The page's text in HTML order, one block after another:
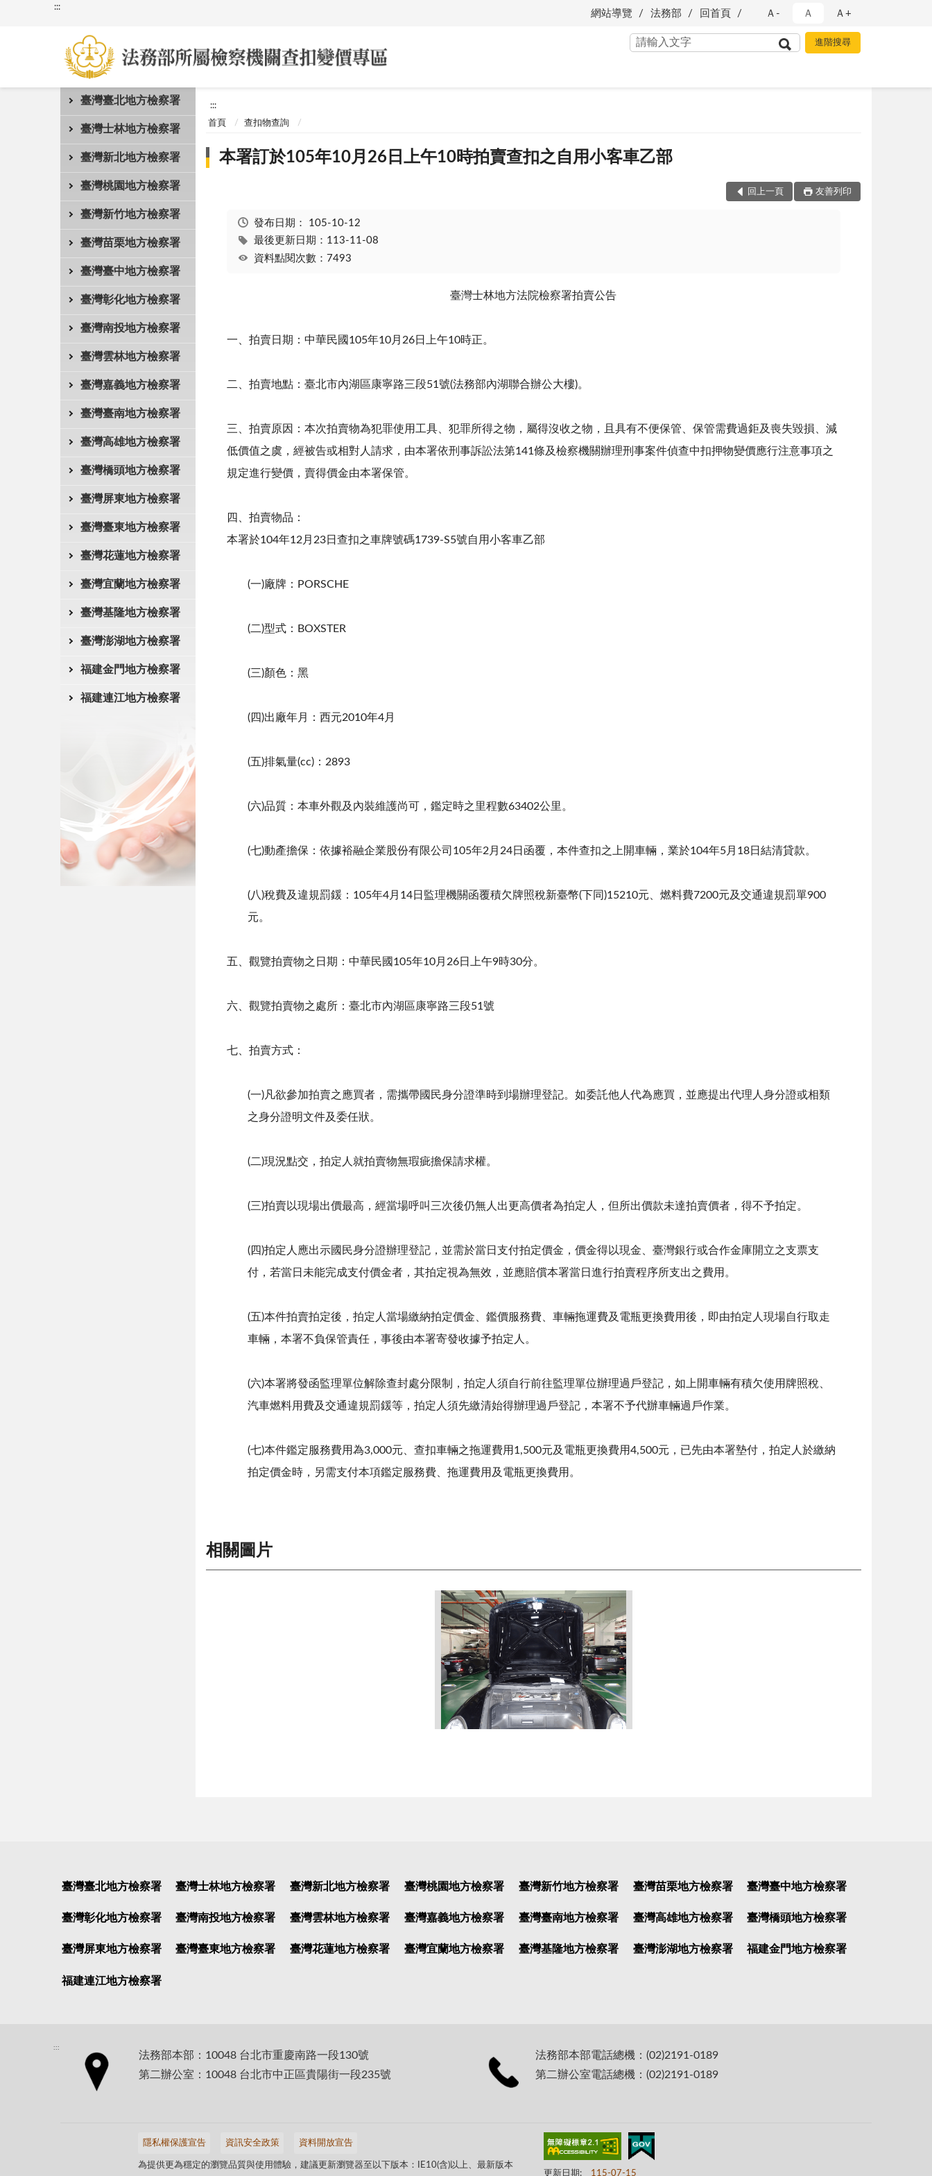
:::
網站導覽 法務部 回首頁 Ａ- Ａ Ａ+
臺灣臺北地方檢察署
臺灣士林地方檢察署
臺灣新北地方檢察署
臺灣桃園地方檢察署
臺灣新竹地方檢察署
臺灣苗栗地方檢察署
臺灣臺中地方檢察署
臺灣彰化地方檢察署
臺灣南投地方檢察署
臺灣雲林地方檢察署
臺灣嘉義地方檢察署
臺灣臺南地方檢察署
臺灣高雄地方檢察署
臺灣橋頭地方檢察署
臺灣屏東地方檢察署
臺灣臺東地方檢察署
臺灣花蓮地方檢察署
臺灣宜蘭地方檢察署
臺灣基隆地方檢察署
臺灣澎湖地方檢察署
福建金門地方檢察署
福建連江地方檢察署
:::
首頁 查扣物查詢
本署訂於105年10月26日上午10時拍賣查扣之自用小客車乙部
回上一頁 友善列印
發布日期： 105-10-12
最後更新日期：113-11-08
資料點閱次數：7493
臺灣士林地方法院檢察署拍賣公告
一、拍賣日期：中華民國105年10月26日上午10時正。
二、拍賣地點：臺北市內湖區康寧路三段51號(法務部內湖聯合辦公大樓)。
三、拍賣原因：本次拍賣物為犯罪使用工具、犯罪所得之物，屬得沒收之物，且具有不便保管、保管需費過鉅及喪失毀損、減
低價值之虞，經被告或相對人請求，由本署依刑事訴訟法第141條及檢察機關辦理刑事案件偵查中扣押物變價應行注意事項之
規定進行變價，賣得價金由本署保管。
四、拍賣物品：
本署於104年12月23日查扣之車牌號碼1739-S5號自用小客車乙部
(一)廠牌：PORSCHE
(二)型式：BOXSTER
(三)顏色：黑
(四)出廠年月：西元2010年4月
(五)排氣量(cc)：2893
(六)品質：本車外觀及內裝維護尚可，鑑定時之里程數63402公里。
(七)動產擔保：依據裕融企業股份有限公司105年2月24日函覆，本件查扣之上開車輛，業於104年5月18日結清貸款。
(八)稅費及違規罰鍰：105年4月14日監理機關函覆積欠牌照稅新臺幣(下同)15210元、燃料費7200元及交通違規罰單900
元。
五、觀覽拍賣物之日期：中華民國105年10月26日上午9時30分。
六、觀覽拍賣物之處所：臺北市內湖區康寧路三段51號
七、拍賣方式：
(一)凡欲參加拍賣之應買者，需攜帶國民身分證準時到場辦理登記。如委託他人代為應買，並應提出代理人身分證或相類
之身分證明文件及委任狀。
(二)現況點交，拍定人就拍賣物無瑕疵擔保請求權。
(三)拍賣以現場出價最高，經當場呼叫三次後仍無人出更高價者為拍定人，但所出價款未達拍賣價者，得不予拍定。
(四)拍定人應出示國民身分證辦理登記，並需於當日支付拍定價金，價金得以現金、臺灣銀行或合作金庫開立之支票支
付，若當日未能完成支付價金者，其拍定視為無效，並應賠償本署當日進行拍賣程序所支出之費用。
(五)本件拍賣拍定後，拍定人當場繳納拍定價金、鑑價服務費、車輛拖運費及電瓶更換費用後，即由拍定人現場自行取走
車輛，本署不負保管責任，事後由本署寄發收據予拍定人。
(六)本署將發函監理單位解除查封處分限制，拍定人須自行前往監理單位辦理過戶登記，如上開車輛有積欠使用牌照稅、
汽車燃料用費及交通違規罰鍰等，拍定人須先繳清始得辦理過戶登記，本署不予代辦車輛過戶作業。
(七)本件鑑定服務費用為3,000元、查扣車輛之拖運費用1,500元及電瓶更換費用4,500元，已先由本署墊付，拍定人於繳納
拍定價金時，另需支付本項鑑定服務費、拖運費用及電瓶更換費用。
相關圖片
臺灣臺北地方檢察署 臺灣士林地方檢察署 臺灣新北地方檢察署 臺灣桃園地方檢察署 臺灣新竹地方檢察署 臺灣苗栗地方檢察署 臺灣臺中地方檢察署
臺灣彰化地方檢察署 臺灣南投地方檢察署 臺灣雲林地方檢察署 臺灣嘉義地方檢察署 臺灣臺南地方檢察署 臺灣高雄地方檢察署 臺灣橋頭地方檢察署
臺灣屏東地方檢察署 臺灣臺東地方檢察署 臺灣花蓮地方檢察署 臺灣宜蘭地方檢察署 臺灣基隆地方檢察署 臺灣澎湖地方檢察署 福建金門地方檢察署
福建連江地方檢察署
:::
法務部本部：10048 台北市重慶南路一段130號
第二辦公室：10048 台北市中正區貴陽街一段235號
法務部本部電話總機：(02)2191-0189
第二辦公室電話總機：(02)2191-0189
隱私權保護宣告 資訊安全政策 資料開放宣告
為提供更為穩定的瀏覽品質與使用體驗，建議更新瀏覽器至以下版本：IE10(含)以上、最新版本
更新日期:
115-07-15